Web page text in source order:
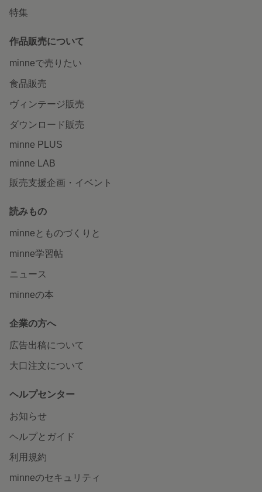
特集
作品販売について
minneで売りたい
食品販売
ヴィンテージ販売
ダウンロード販売
minne PLUS
minne LAB
販売支援企画・イベント
読みもの
minneとものづくりと
minne学習帖
ニュース
minneの本
企業の方へ
広告出稿について
大口注文について
ヘルプセンター
お知らせ
ヘルプとガイド
利用規約
minneのセキュリティ